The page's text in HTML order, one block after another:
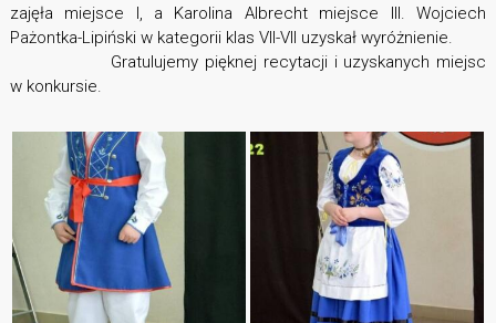
zajęła miejsce I, a Karolina Albrecht miejsce III. Wojciech
Pażontka-Lipiński w kategorii klas VII-VII uzyskał wyróżnienie.
Gratulujemy pięknej recytacji i uzyskanych miejsc
w konkursie.